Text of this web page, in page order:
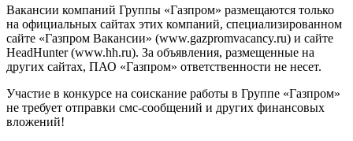
Вакансии компаний Группы «Газпром» размещаются только
на официальных сайтах этих компаний, специализированном
сайте «Газпром Вакансии» (www.gazpromvacancy.ru) и сайте
HeadHunter (www.hh.ru). За объявления, размещенные на
других сайтах, ПАО «Газпром» ответственности не несет.
Участие в конкурсе на соискание работы в Группе «Газпром»
не требует отправки смс-сообщений и других финансовых
вложений!